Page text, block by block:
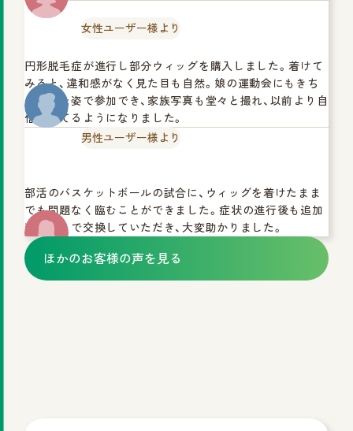
女性ユーザー様より
男性ユーザー様より
円形脱毛症が進行し部分ウィッグを購入しました。着けて
みると、違和感がなく見た目も自然。娘の運動会にもきち
んとした姿で参加でき、家族写真も堂々と撮れ、以前より自
信を持てるようになりました。
学生ユーザー様のご家族より
部活のバスケットボールの試合に、ウィッグを着けたまま
でも問題なく臨むことができました。症状の進行後も追加
料金なしで交換していただき、大変助かりました。
ほかのお客様の声を見る